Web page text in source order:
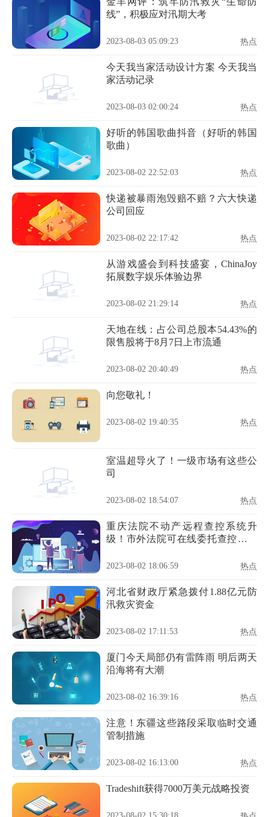
线”，积极应对汛期大考
2023-08-03 05:09:23 热点
今天我当家活动设计方案 今天我当
家活动记录
2023-08-03 02:00:24 热点
好听的韩国歌曲抖音（好听的韩国
歌曲）
2023-08-02 22:52:03 热点
快递被暴雨泡毁赔不赔？六大快递
公司回应
2023-08-02 22:17:42 热点
从游戏盛会到科技盛宴，ChinaJoy
拓展数字娱乐体验边界
2023-08-02 21:29:14 热点
天地在线：占公司总股本54.43%的
限售股将于8月7日上市流通
2023-08-02 20:40:49 热点
向您敬礼！
2023-08-02 19:40:35 热点
室温超导火了！一级市场有这些公
司
2023-08-02 18:54:07 热点
重庆法院不动产远程查控系统升
级！市外法院可在线委托查控重庆
2023-08-02 18:06:59 热点
河北省财政厅紧急拨付1.88亿元防
汛救灾资金
2023-08-02 17:11:53 热点
厦门今天局部仍有雷阵雨 明后两天
沿海将有大潮
2023-08-02 16:39:16 热点
注意！东疆这些路段采取临时交通
管制措施
2023-08-02 16:13:00 热点
Tradeshift获得7000万美元战略投资